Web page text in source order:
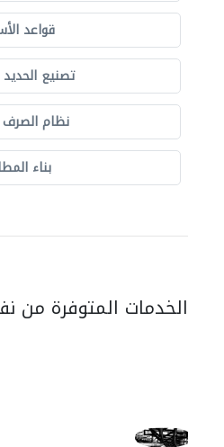
قواعد
تصنيع الحديد
نظام
بناء
الخدمات المتوفرة من